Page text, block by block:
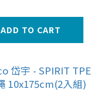
ADD TO CART